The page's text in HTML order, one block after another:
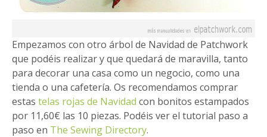
Empezamos con otro árbol de Navidad de Patchwork
que podéis realizar y que quedará de maravilla, tanto
para decorar una casa como un negocio, como una
tienda o una cafetería. Os recomendamos comprar
estas telas rojas de Navidad con bonitos estampados
por 11,60€ las 10 piezas. Podéis ver el tutorial paso a
paso en The Sewing Directory.